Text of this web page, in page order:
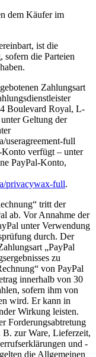
dem Käufer im
ist die
sofern die Parteien
Zahlungsart
Boulevard Royal, L-
Geltung der
useragreement-full
verfügt – unter
PayPal-Konto,
privacywax-full.
tritt der
ab. Vor Annahme der
unter Verwendung
durch. Der
„PayPal
zu
von PayPal
innerhalb von 30
sofern ihm von
wird. Er kann in
Wirkung leisten.
Forderungsabtretung
B. zur Ware, Lieferzeit,
und -
die Allgemeinen